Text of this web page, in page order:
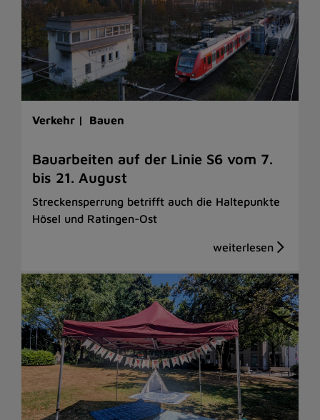
Verkehr | Bauen
Bauarbeiten auf der Linie S6 vom 7.
bis 21. August
Streckensperrung betrifft auch die Haltepunkte
Hösel und Ratingen-Ost